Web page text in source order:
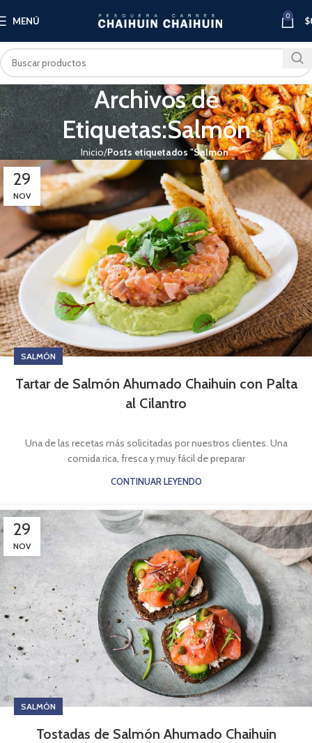
MENÚ 0 $
Archivos de
Etiquetas:Salmón
Inicio Posts etiquetados "Salmón"
29
NOV
SALMÓN
Tartar de Salmón Ahumado Chaihuin con Palta
al Cilantro
Una de las recetas más solicitadas por nuestros clientes. Una
comida rica, fresca y muy fácil de preparar
CONTINUAR LEYENDO
29
NOV
SALMÓN
Tostadas de Salmón Ahumado Chaihuin